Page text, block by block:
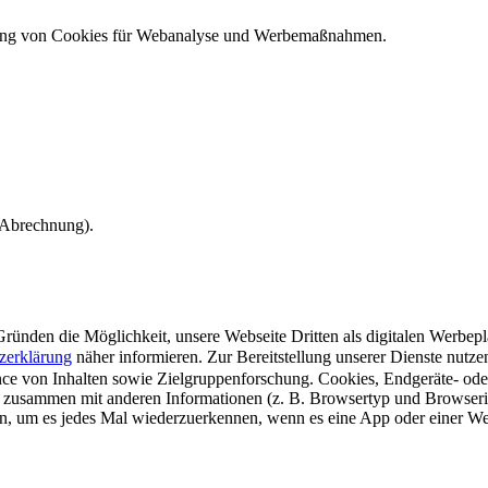
von Cookies für Webanalyse und Werbemaßnahmen.
die Möglichkeit, unsere Webseite Dritten als digitalen
näher informieren. Zur Bereitstellung unserer Dienste
von Inhalten sowie Zielgruppenforschung. Cookies, Endgeräte-
mit anderen Informationen (z. B. Browsertyp und
um es jedes Mal wiederzuerkennen, wenn es eine App oder einer